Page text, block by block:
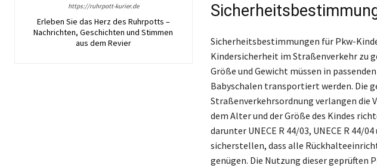
https://ruhrpott-kurier.de
Erleben Sie das Herz des Ruhrpotts –
Nachrichten, Geschichten und Stimmen
aus dem Revier
Sicherheitsbestimmungen für Pkw-
Kindersicherheit im Straßenverkehr zu
Größe und Gewicht müssen in
Babyschalen transportiert werden. Die
Straßenverkehrsordnung verlangen die
dem Alter und der Größe des Kindes
darunter UNECE R 44/03, UNECE R 44/
sicherstellen, dass alle
genügen. Die Nutzung dieser